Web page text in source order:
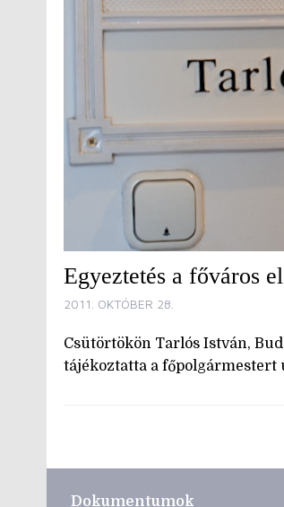
Egyeztetés a főváros
2011. OKTÓBER 28.
Csütörtökön Tarlós István,
tájékoztatta a főpolgármestert
Dokumentumok